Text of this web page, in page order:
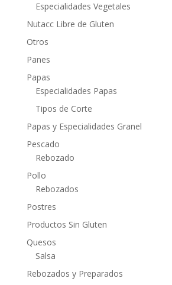
Especialidades Vegetales
Nutacc Libre de Gluten
Otros
Panes
Papas
Especialidades Papas
Tipos de Corte
Papas y Especialidades Granel
Pescado
Rebozado
Pollo
Rebozados
Postres
Productos Sin Gluten
Quesos
Salsa
Rebozados y Preparados